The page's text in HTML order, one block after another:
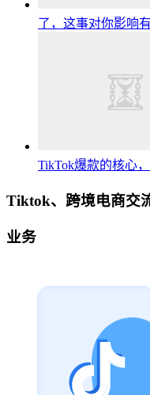
了，这事对你影响有
TikTok爆款的核心
Tiktok、跨境电商交
业务